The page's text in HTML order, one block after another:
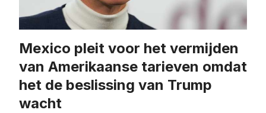
Mexico pleit voor het vermijden
van Amerikaanse tarieven omdat
het de beslissing van Trump
wacht